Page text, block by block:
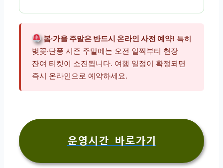
봄·가을 주말은 반드시 온라인 사전 예약! 특히
벚꽃·단풍 시즌 주말에는 오전 일찍부터 현장
잔여 티켓이 소진됩니다. 여행 일정이 확정되면
즉시 온라인으로 예약하세요.
운영시간 바로가기